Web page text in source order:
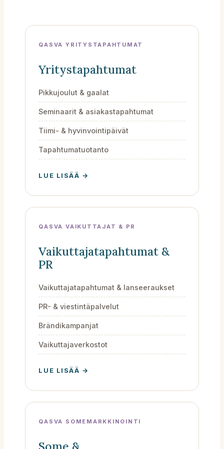
QASVA YRITYSTAPAHTUMAT
Yritystapahtumat
Pikkujoulut & gaalat
Seminaarit & asiakastapahtumat
Tiimi- & hyvinvointipäivät
Tapahtumatuotanto
LUE LISÄÄ →
QASVA VAIKUTTAJAT & PR
Vaikuttajatapahtumat &
PR
Vaikuttajatapahtumat & lanseeraukset
PR- & viestintäpalvelut
Brändikampanjat
Vaikuttajaverkostot
LUE LISÄÄ →
QASVA SOMEMARKKINOINTI